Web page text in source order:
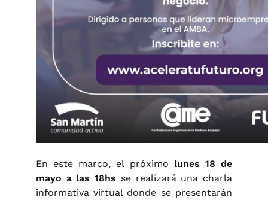
En este marco, el próximo lunes 18 de
mayo a las 18hs se realizará una charla
informativa virtual donde se presentarán